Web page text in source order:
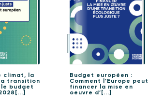
climat, la
transition
budget
Budget européen :
Comment l’Europe peut
financer la mise en
oeuvre d’[...]